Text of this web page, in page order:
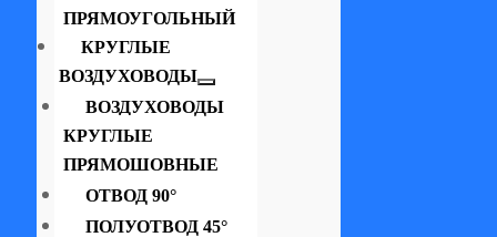
ПРЯМОУГОЛЬНЫЙ
КРУГЛЫЕ
ВОЗДУХОВОДЫ
ВОЗДУХОВОДЫ
КРУГЛЫЕ
ПРЯМОШОВНЫЕ
ОТВОД 90°
ПОЛУОТВОД 45°